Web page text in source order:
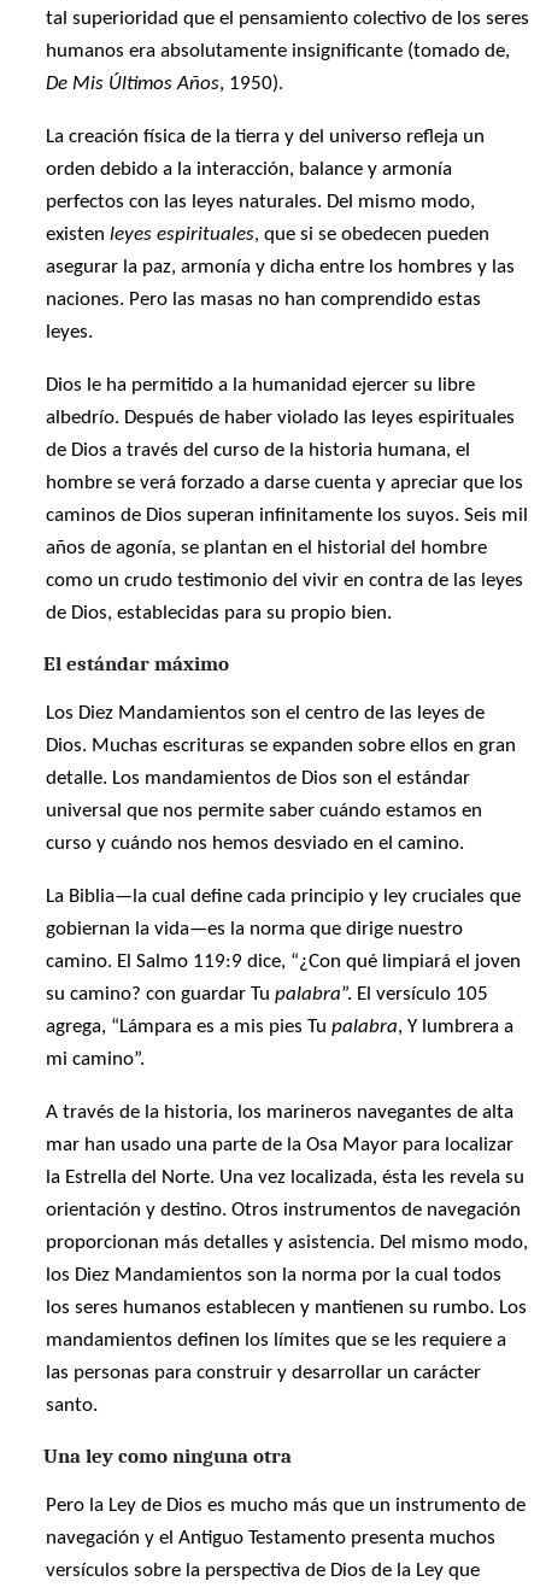
tal superioridad que el pensamiento colectivo de los seres
humanos era absolutamente insignificante (tomado de,
De Mis Últimos Años, 1950).
La creación física de la tierra y del universo refleja un
orden debido a la interacción, balance y armonía
perfectos con las leyes naturales. Del mismo modo,
existenleyes espirituales, que si se obedecen pueden
asegurar la paz, armonía y dicha entre los hombres y las
naciones. Pero las masas no han comprendido estas
leyes.
Dios le ha permitido a la humanidad ejercer su libre
albedrío. Después de haber violado las leyes espirituales
de Dios a través del curso de la historia humana, el
hombre se verá forzado a darse cuenta y apreciar que los
caminos de Dios superan infinitamente los suyos. Seis mil
años de agonía, se plantan en el historial del hombre
como un crudo testimonio del vivir en contra de las leyes
de Dios, establecidas para su propio bien.
El estándar máximo
Los Diez Mandamientos son el centro de las leyes de
Dios. Muchas escrituras se expanden sobre ellos en gran
detalle. Los mandamientos de Dios son el estándar
universal que nos permite saber cuándo estamos en
curso y cuándo nos hemos desviado en el camino.
La Biblia—la cual define cada principio y ley cruciales que
gobiernan la vida—es la norma que dirige nuestro
camino. El Salmo 119:9 dice, “¿Con qué limpiará el joven
su camino? con guardar Tupalabra”. El versículo 105
agrega, “Lámpara es a mis pies Tupalabra, Y lumbrera a
mi camino”.
A través de la historia, los marineros navegantes de alta
mar han usado una parte de la Osa Mayor para localizar
la Estrella del Norte. Una vez localizada, ésta les revela su
orientación y destino. Otros instrumentos de navegación
proporcionan más detalles y asistencia. Del mismo modo,
los Diez Mandamientos son la norma por la cual todos
los seres humanos establecen y mantienen su rumbo. Los
mandamientos definen los límites que se les requiere a
las personas para construir y desarrollar un carácter
santo.
Una ley como ninguna otra
Pero la Ley de Dios es mucho más que un instrumento de
navegación y el Antiguo Testamento presenta muchos
versículos sobre la perspectiva de Dios de la Ley que